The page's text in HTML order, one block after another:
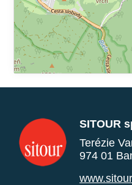
SITOUR
Terézie
974 01